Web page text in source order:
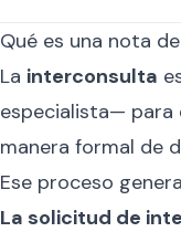
Qué es una nota
La interconsulta
especialista— para
manera formal de
Ese proceso
La solicitud de